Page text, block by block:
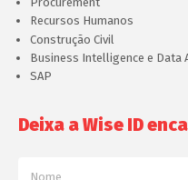
Recursos Humanos
Construção Civil
Business Intelligence e Data
SAP
Deixa a Wise ID